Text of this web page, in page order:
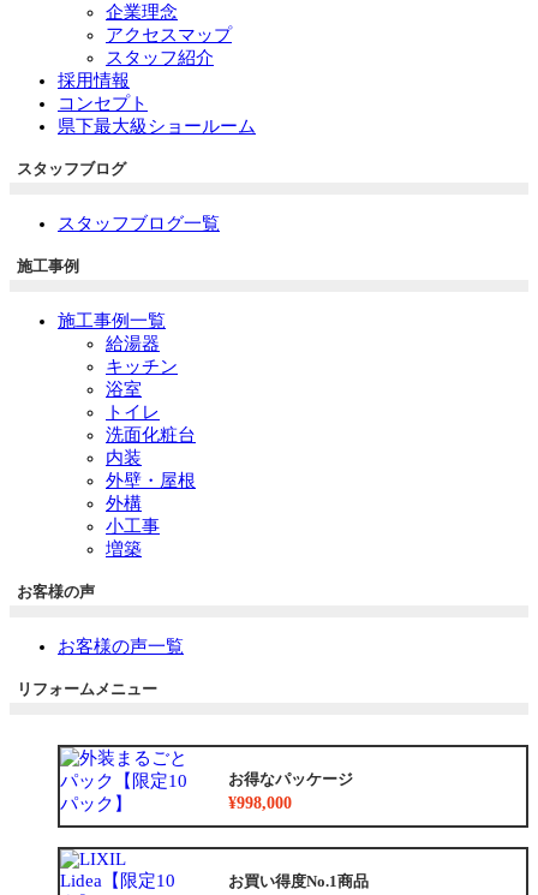
企業理念
アクセスマップ
スタッフ紹介
採用情報
コンセプト
県下最大級ショールーム
スタッフブログ
スタッフブログ一覧
施工事例
施工事例一覧
給湯器
キッチン
浴室
トイレ
洗面化粧台
内装
外壁・屋根
外構
小工事
増築
お客様の声
お客様の声一覧
リフォームメニュー
お得なパッケージ
¥998,000
お買い得度No.1商品